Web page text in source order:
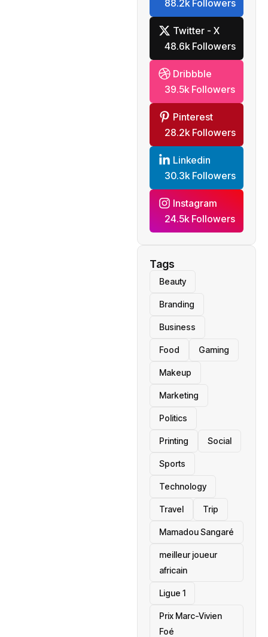
88.2k Followers
Twitter - X
48.6k Followers
Dribbble
39.5k Followers
Pinterest
28.2k Followers
Linkedin
30.3k Followers
Instagram
24.5k Followers
Tags
Beauty
Branding
Business
Food Gaming
Makeup
Marketing
Politics
Printing Social
Sports
Technology
Travel Trip
Mamadou Sangaré
meilleur joueur
africain
Ligue 1
Prix Marc-Vivien
Foé